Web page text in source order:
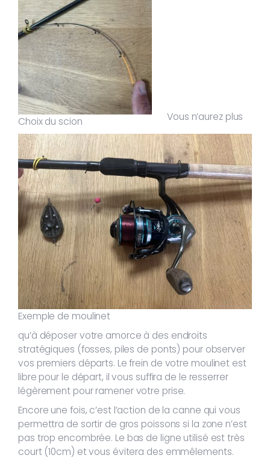
Choix du scion
Exemple de moulinet
Vous n’aurez plus
qu’à déposer votre amorce à des endroits
stratégiques (fosses, piles de ponts) pour observer
vos premiers départs. Le frein de votre moulinet est
libre pour le départ, il vous suffira de le resserrer
légèrement pour ramener votre prise.
Encore une fois, c’est l’action de la canne qui vous
permettra de sortir de gros poissons si la zone n’est
pas trop encombrée. Le bas de ligne utilisé est très
court (10cm) et vous évitera des emmêlements.